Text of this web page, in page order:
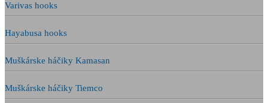
Varivas hooks
Hayabusa hooks
Muškárske háčiky Kamasan
Muškárske háčiky Tiemco